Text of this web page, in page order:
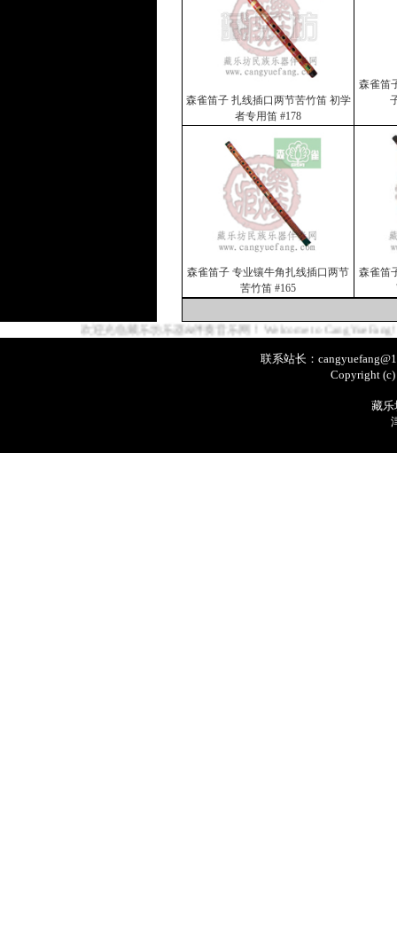
森雀笛子 扎线插口两节苦竹笛 初学
者专用笛 #178
森雀笛
森雀笛子 专业镶牛角扎线插口两节
苦竹笛 #165
森雀笛
欢迎光临藏乐坊乐器&伴奏音乐网！ Welcome to CangYueFang!
联系站长：
Copyright
藏